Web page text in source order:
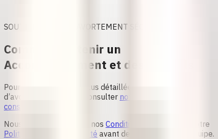
SOUTIEN POUR UN AVORTEMENT SÉCURISÉ
Comment Obtenir un
Accompagnement et des Conseils
Pour des informations plus détaillées sur les conseils
d’avortement, veuillez consulter notre page sur les
conseils
Nous vous invitons à lire nos Conditions générales
et notre
Politique de confidentialité avant de contacter notre équipe.